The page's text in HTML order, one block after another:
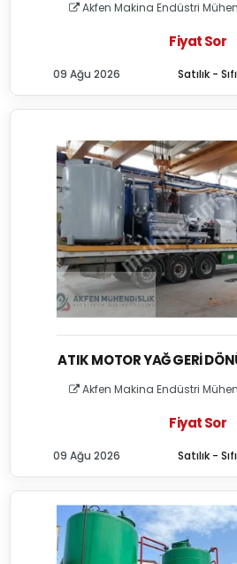
Akfen Makina Endüstri
Fiyat Sor
Satılık -
09 Ağu 2026
ATIK MOTOR YAĞ GERI
Akfen Makina Endüstri
Fiyat Sor
Satılık -
09 Ağu 2026